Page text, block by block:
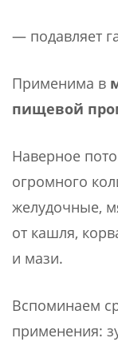
— подавляет
Применима в
пищевой
Наверное
огромного
желудочные,
от кашля,
и мази.
Вспоминаем
применения: